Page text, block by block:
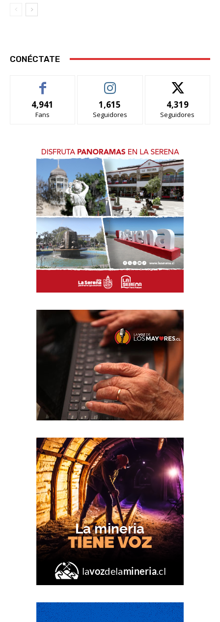
CONÉCTATE
4,941
Fans
1,615
Seguidores
4,319
Seguidores